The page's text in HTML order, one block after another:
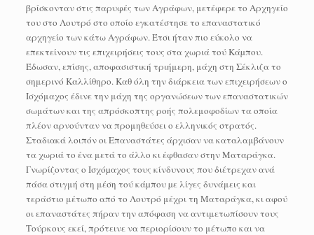
βρίσκονταν στις παρυφές των Αγράφων, μετέφερε το Αρχηγείο
του στο Λουτρό στο οποίο εγκατέστησε το επαναστατικό
αρχηγείο των κάτω Αγράφων. Έτσι ήταν πιο εύκολο να
επεκτείνουν τις επιχειρήσεις τους στα χωριά τού Κάµπου.
Έδωσαν, επίσης, αποφασιστική τριήμερη, μάχη στη Σέκλιζα το
σημερινό Καλλίθηρο. Καθ όλη την διάρκεια των επιχειρήσεων ο
Ισχόμαχος έδινε την μάχη της οργανώσεων των επαναστατικών
σωμάτων και της απρόσκοπτης ροής πολεμοφοδίων τα οποία
πλέον αρνούνταν να προμηθεύσει ο ελληνικός στρατός.
Σταδιακά λοιπόν οι Επαναστάτες άρχισαν να καταλαμβάνουν
τα χωριά το ένα μετά το άλλο κι έφθασαν στην Ματαράγκα.
Γνωρίζοντας ο Ισχόµαχος τους κίνδυνους που διέτρεχαν ανά
πάσα στιγμή στη μέση τού κάµπου µε λίγες δυνάμεις και
τεράστιο μέτωπο από το Λουτρό μέχρι τη Ματαράγκα, κι αφού
οι επαναστάτες πήραν την απόφαση να αντιμετωπίσουν τους
Τούρκους εκεί, πρότεινε να περιορίσουν το μέτωπο και να